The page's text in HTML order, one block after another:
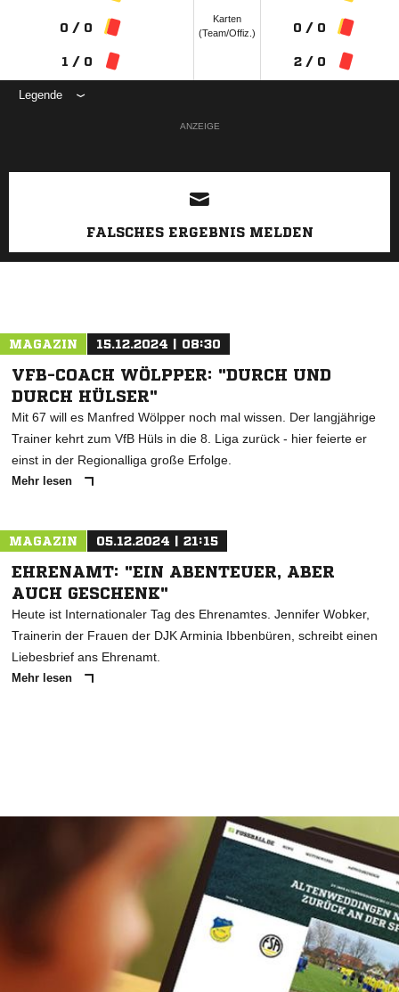
0 / 0
1 / 0
Karten
(Team/Offiz.)
0 / 0
2 / 0
Legende
ANZEIGE
FALSCHES ERGEBNIS MELDEN
MAGAZIN 15.12.2024 | 08:30
VFB-COACH WÖLPPER: "DURCH UND
DURCH HÜLSER"
Mit 67 will es Manfred Wölpper noch mal wissen. Der langjährige
Trainer kehrt zum VfB Hüls in die 8. Liga zurück - hier feierte er
einst in der Regionalliga große Erfolge.
Mehr lesen
MAGAZIN 05.12.2024 | 21:15
EHRENAMT: "EIN ABENTEUER, ABER
AUCH GESCHENK"
Heute ist Internationaler Tag des Ehrenamtes. Jennifer Wobker,
Trainerin der Frauen der DJK Arminia Ibbenbüren, schreibt einen
Liebesbrief ans Ehrenamt.
Mehr lesen